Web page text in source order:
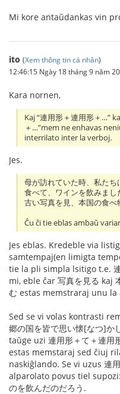
Mi kore antaŭdankas vin
ito (Xem thông tin cá nhân)
12:46:15 Ngày 18 tháng 9 năm
Kara nornen,
Kaj “連用形＋連用形＋…”
＋…”mem ne enhavas
interrilato inter la verboj.
Jes.
母が訪れていた時、私た
食べて、ワインを飲みま
古い写真を見、本国の食べ
Ĉu ĉi tie eblas ambaŭ
Jes eblas. Kredeble via
samtempaj(en limigta
tie la pli simpla lsitigo t.e.
mi, eble ĉar 写真を見る kaj
む estas memstraraj unu la
Sed se vi volas kontrasti
郷の国を皆で思い懐[なつ]か
taŭge uzi 連用形＋て＋連用
estas memstaraj sed ĉiuj
naskiĝlando. Se vi uzus 連
alparolato povus tiel supozi:
のを飲んだのだろう.